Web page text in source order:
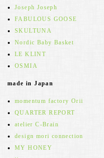
Joseph Joseph
FABULOUS GOOSE
SKULTUNA
Nordic Baby Basket
LE KLINT
OSMIA
made in Japan
momentum factory Orii
QUARTER REPORT
atelier C-Brain
design mori connection
MY HONEY